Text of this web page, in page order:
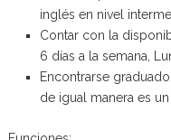
inglés en nivel
Contar con la
6 días a la semana,
Encontrarse
de igual manera es